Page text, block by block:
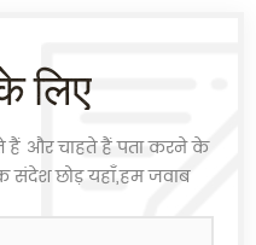
लिए
हैं और चाहते हैं पता करने के
छोड़ यहाँ,हम जवाब